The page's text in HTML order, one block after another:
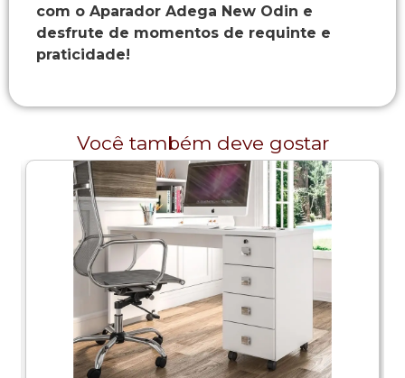
com o Aparador Adega New Odin e
desfrute de momentos de requinte e
praticidade!
Você também deve gostar